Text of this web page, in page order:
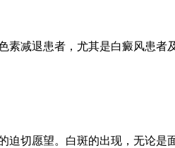
减退患者，尤其是白癜风患
切愿望。白斑的出现，无论